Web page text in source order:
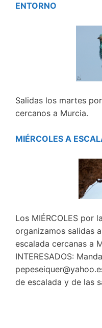
ENTORNO
Salidas los martes
cercanos a Murcia.
MIÉRCOLES A
Los MIÉRCOLES por
organizamos salidas
escalada cercanas a
INTERESADOS:
de escalada y de las